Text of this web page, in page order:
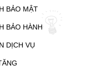
BẢO MẬT
BẢO HÀNH
DỊCH VỤ